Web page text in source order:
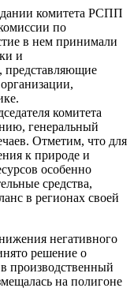
комитета РСПП
по
в нем принимали
и
представляющие
комитета
генеральный
Отметим, что для
к природе и
особенно
средства,
в регионах своей
негативного
решение о
производственный
на полигоне